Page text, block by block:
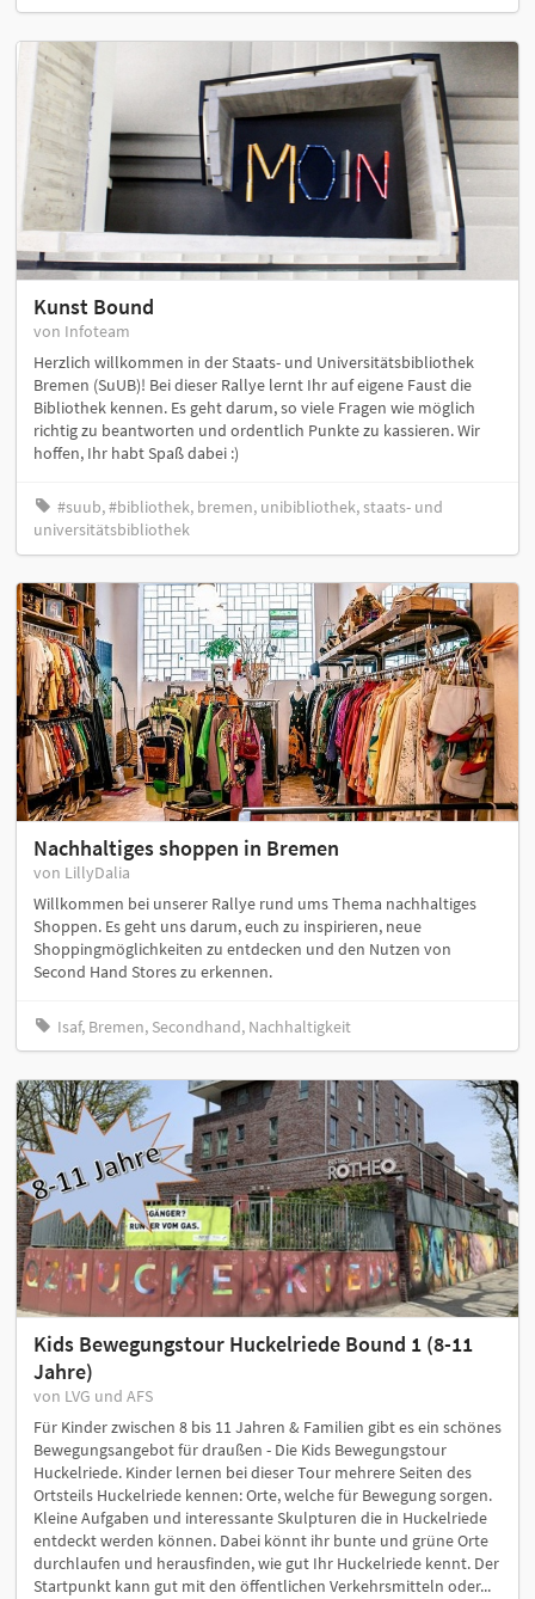
Kunst Bound
von Infoteam
Herzlich willkommen in der Staats- und Universitätsbibliothek
Bremen (SuUB)! Bei dieser Rallye lernt Ihr auf eigene Faust die
Bibliothek kennen. Es geht darum, so viele Fragen wie möglich
richtig zu beantworten und ordentlich Punkte zu kassieren. Wir
hoffen, Ihr habt Spaß dabei :)
#suub, #bibliothek, bremen, unibibliothek, staats- und
universitätsbibliothek
Nachhaltiges shoppen in Bremen
von LillyDalia
Willkommen bei unserer Rallye rund ums Thema nachhaltiges
Shoppen. Es geht uns darum, euch zu inspirieren, neue
Shoppingmöglichkeiten zu entdecken und den Nutzen von
Second Hand Stores zu erkennen.
Isaf, Bremen, Secondhand, Nachhaltigkeit
Kids Bewegungstour Huckelriede Bound 1 (8-11
Jahre)
von LVG und AFS
Für Kinder zwischen 8 bis 11 Jahren & Familien gibt es ein schönes
Bewegungsangebot für draußen - Die Kids Bewegungstour
Huckelriede. Kinder lernen bei dieser Tour mehrere Seiten des
Ortsteils Huckelriede kennen: Orte, welche für Bewegung sorgen.
Kleine Aufgaben und interessante Skulpturen die in Huckelriede
entdeckt werden können. Dabei könnt ihr bunte und grüne Orte
durchlaufen und herausfinden, wie gut Ihr Huckelriede kennt. Der
Startpunkt kann gut mit den öffentlichen Verkehrsmitteln oder...